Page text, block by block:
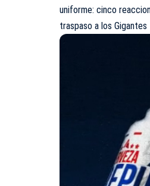
uniforme: cinco
traspaso a los Gigantes